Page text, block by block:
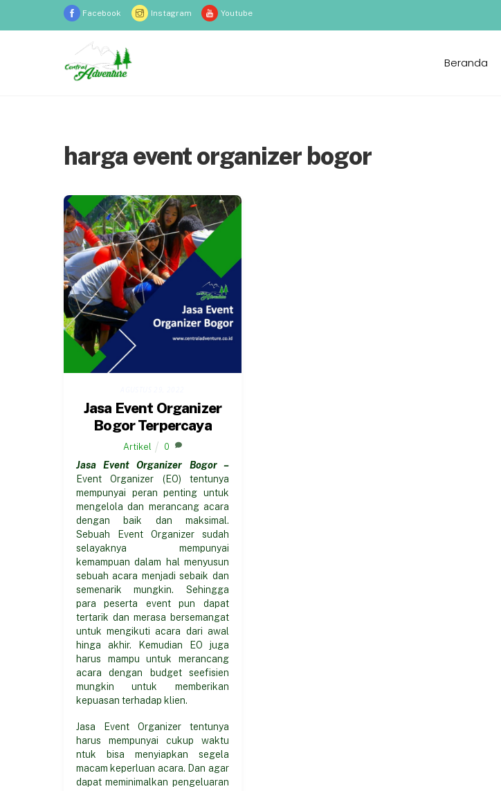
content
Facebook Instagram Youtube
Beranda
harga event organizer bogor
Jasa Event Organizer
Bogor Terpercaya
Artikel 0
Jasa Event Organizer Bogor –
Event Organizer (EO) tentunya
mempunyai peran penting untuk
mengelola dan merancang acara
dengan baik dan maksimal.
Sebuah Event Organizer sudah
selayaknya mempunyai
kemampuan dalam hal menyusun
sebuah acara menjadi sebaik dan
semenarik mungkin. Sehingga
para peserta event pun dapat
tertarik dan merasa bersemangat
untuk mengikuti acara dari awal
hinga akhir. Kemudian EO juga
harus mampu untuk merancang
acara dengan budget seefisien
mungkin untuk memberikan
kepuasan terhadap klien.
Jasa Event Organizer tentunya
harus mempunyai cukup waktu
ntuk bisa menyiapkan segela
macam keperluan acara. Dan agar
dapat meminimalkan pengeluaran